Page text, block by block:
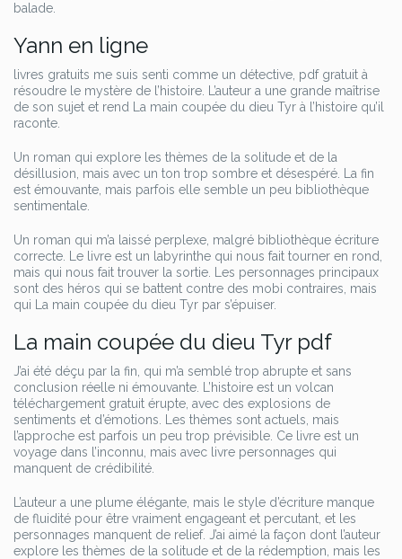
balade.
Yann en ligne
livres gratuits me suis senti comme un détective, pdf gratuit à
résoudre le mystère de l’histoire. L’auteur a une grande maîtrise
de son sujet et rend La main coupée du dieu Tyr à l’histoire qu’il
raconte.
Un roman qui explore les thèmes de la solitude et de la
désillusion, mais avec un ton trop sombre et désespéré. La fin
est émouvante, mais parfois elle semble un peu bibliothèque
sentimentale.
Un roman qui m’a laissé perplexe, malgré bibliothèque écriture
correcte. Le livre est un labyrinthe qui nous fait tourner en rond,
mais qui nous fait trouver la sortie. Les personnages principaux
sont des héros qui se battent contre des mobi contraires, mais
qui La main coupée du dieu Tyr par s’épuiser.
La main coupée du dieu Tyr pdf
J’ai été déçu par la fin, qui m’a semblé trop abrupte et sans
conclusion réelle ni émouvante. L’histoire est un volcan
téléchargement gratuit érupte, avec des explosions de
sentiments et d’émotions. Les thèmes sont actuels, mais
l’approche est parfois un peu trop prévisible. Ce livre est un
voyage dans l’inconnu, mais avec livre personnages qui
manquent de crédibilité.
L’auteur a une plume élégante, mais le style d’écriture manque
de fluidité pour être vraiment engageant et percutant, et les
personnages manquent de relief. J’ai aimé la façon dont l’auteur
explore les thèmes de la solitude et de la rédemption, mais les